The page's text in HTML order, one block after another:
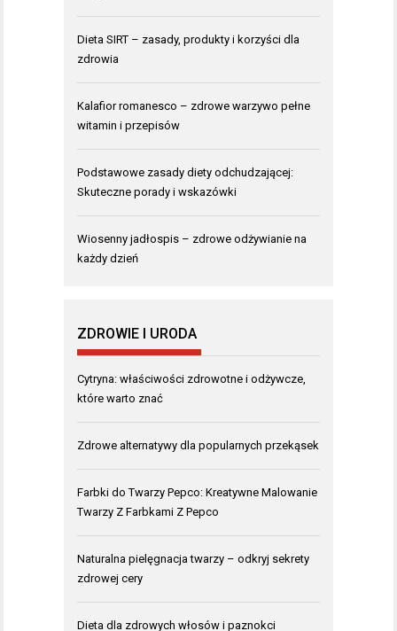
Dieta SIRT – zasady, produkty i korzyści dla
zdrowia
Kalafior romanesco – zdrowe warzywo pełne
witamin i przepisów
Podstawowe zasady diety odchudzającej:
Skuteczne porady i wskazówki
Wiosenny jadłospis – zdrowe odżywianie na
każdy dzień
ZDROWIE I URODA
Cytryna: właściwości zdrowotne i odżywcze,
które warto znać
Zdrowe alternatywy dla popularnych przekąsek
Farbki do Twarzy Pepco: Kreatywne Malowanie
Twarzy Z Farbkami Z Pepco
Naturalna pielęgnacja twarzy – odkryj sekrety
zdrowej cery
Dieta dla zdrowych włosów i paznokci